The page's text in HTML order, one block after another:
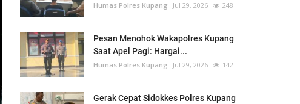
Humas Polres Kupang Jul 29, 2026 248
Pesan Menohok Wakapolres Kupang
Saat Apel Pagi: Hargai...
Humas Polres Kupang Jul 29, 2026 142
Gerak Cepat Sidokkes Polres Kupang